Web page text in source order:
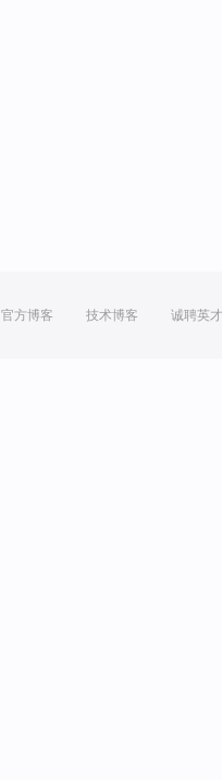
官方博客 技术博客 诚聘英才